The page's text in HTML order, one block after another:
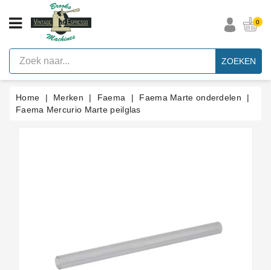
CATEGORIE
Vintage
Espresso
Machines
E61
Espresso
0
ZOEKEN
Home Merken Faema
Faema Marte onderdelen
Faema Mercurio Marte peilglas